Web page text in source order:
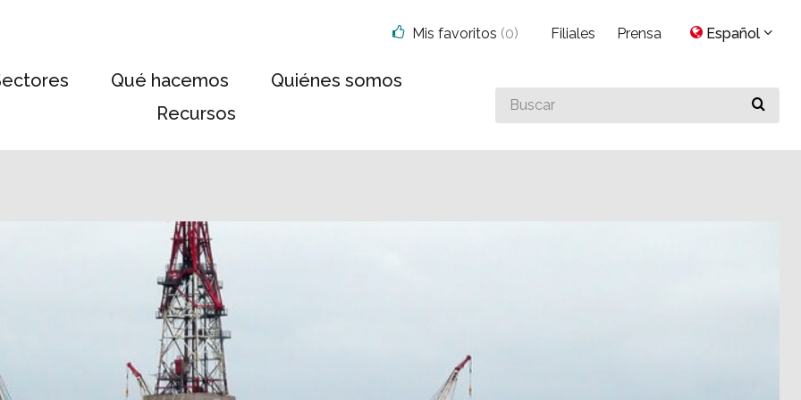
Qué hacemos
Quiénes somos
Recursos
Buscar
algo
Mis favoritos (0) Filiales Prensa Español